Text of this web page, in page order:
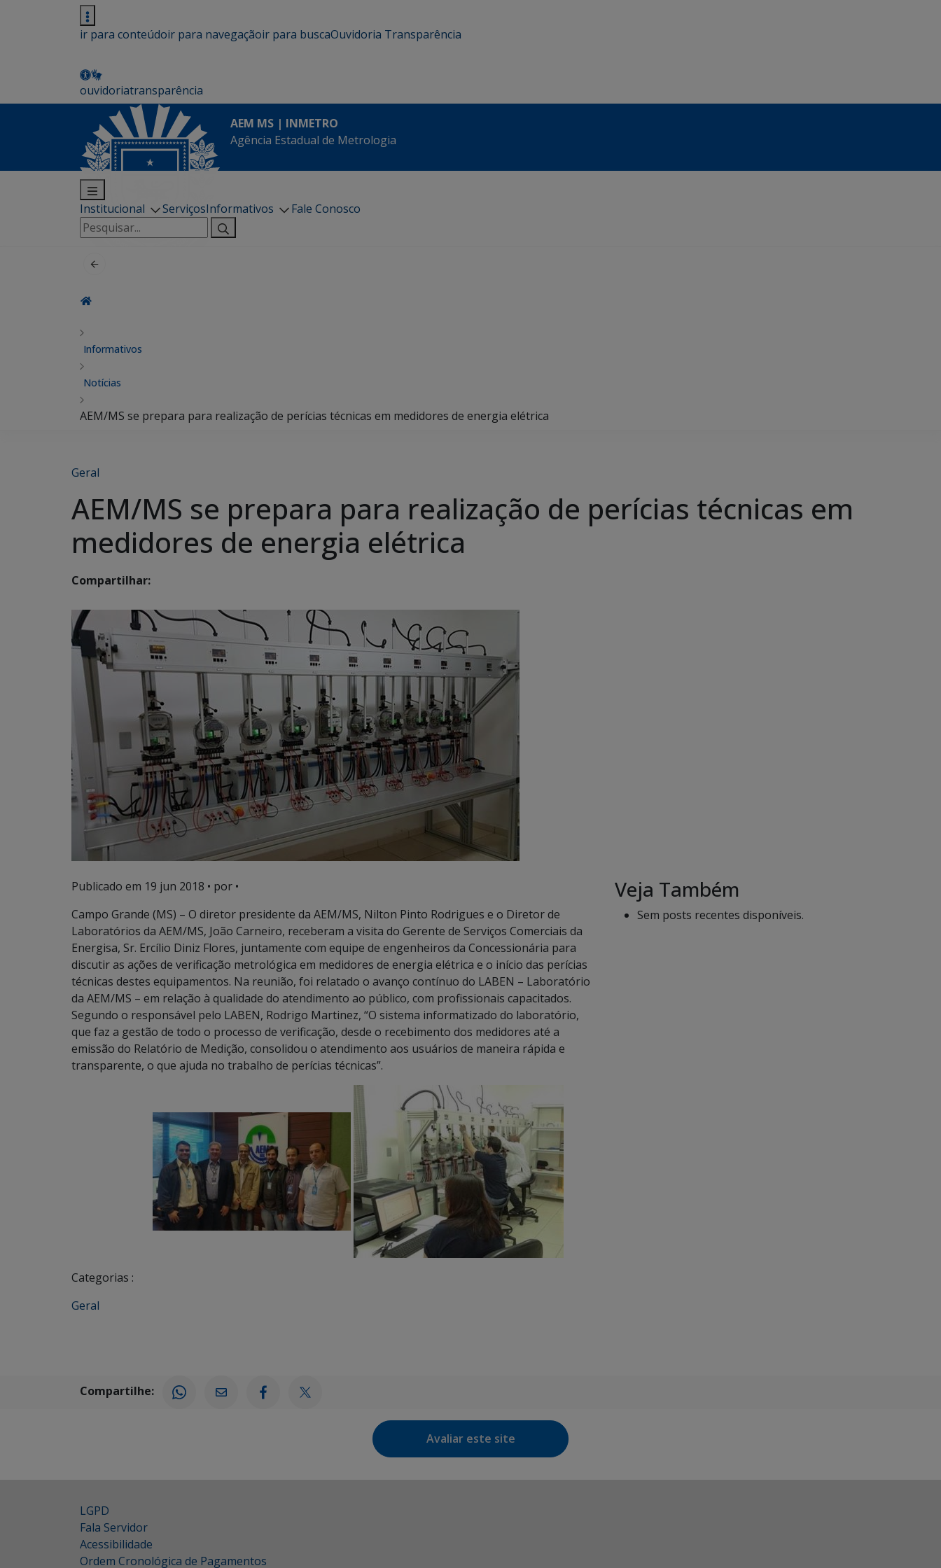
ir para conteúdoir para navegaçãoir para buscaOuvidoria Transparência
ouvidoriatransparência
AEM MS | INMETRO
Agência Estadual de Metrologia
Institucional ServiçosInformativos
Fale Conosco
Pesquisar
por:
Informativos
Notícias
AEM/MS se prepara para realização de perícias técnicas em medidores de energia elétrica
Geral
AEM/MS se prepara para realização de perícias técnicas em
medidores de energia elétrica
Compartilhar:
Publicado em 19 jun 2018 • por •
Campo Grande (MS) – O diretor presidente da AEM/MS, Nilton Pinto Rodrigues e o Diretor de
Laboratórios da AEM/MS, João Carneiro, receberam a visita do Gerente de Serviços Comerciais da
Energisa, Sr. Ercílio Diniz Flores, juntamente com equipe de engenheiros da Concessionária para
discutir as ações de verificação metrológica em medidores de energia elétrica e o início das perícias
técnicas destes equipamentos. Na reunião, foi relatado o avanço contínuo do LABEN – Laboratório
da AEM/MS – em relação à qualidade do atendimento ao público, com profissionais capacitados.
Segundo o responsável pelo LABEN, Rodrigo Martinez, “O sistema informatizado do laboratório,
que faz a gestão de todo o processo de verificação, desde o recebimento dos medidores até a
emissão do Relatório de Medição, consolidou o atendimento aos usuários de maneira rápida e
transparente, o que ajuda no trabalho de perícias técnicas”.
Categorias :
Geral
Veja Também
Sem posts recentes disponíveis.
Compartilhe:
Avaliar este site
LGPD
Fala Servidor
Acessibilidade
Ordem Cronológica de Pagamentos